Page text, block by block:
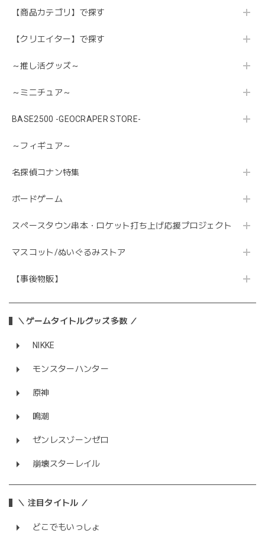
【商品カテゴリ】で探す
【クリエイター】で探す
～推し活グッズ～
～ミニチュア～
BASE2500 -GEOCRAPER STORE-
～フィギュア～
名探偵コナン特集
ボードゲーム
スペースタウン串本・ロケット打ち上げ応援プロジェクト
マスコット/ぬいぐるみストア
【事後物販】
＼ゲームタイトルグッズ多数 ／
NIKKE
モンスターハンター
原神
鳴潮
ゼンレスゾーンゼロ
崩壊スターレイル
＼ 注目タイトル ／
どこでもいっしょ